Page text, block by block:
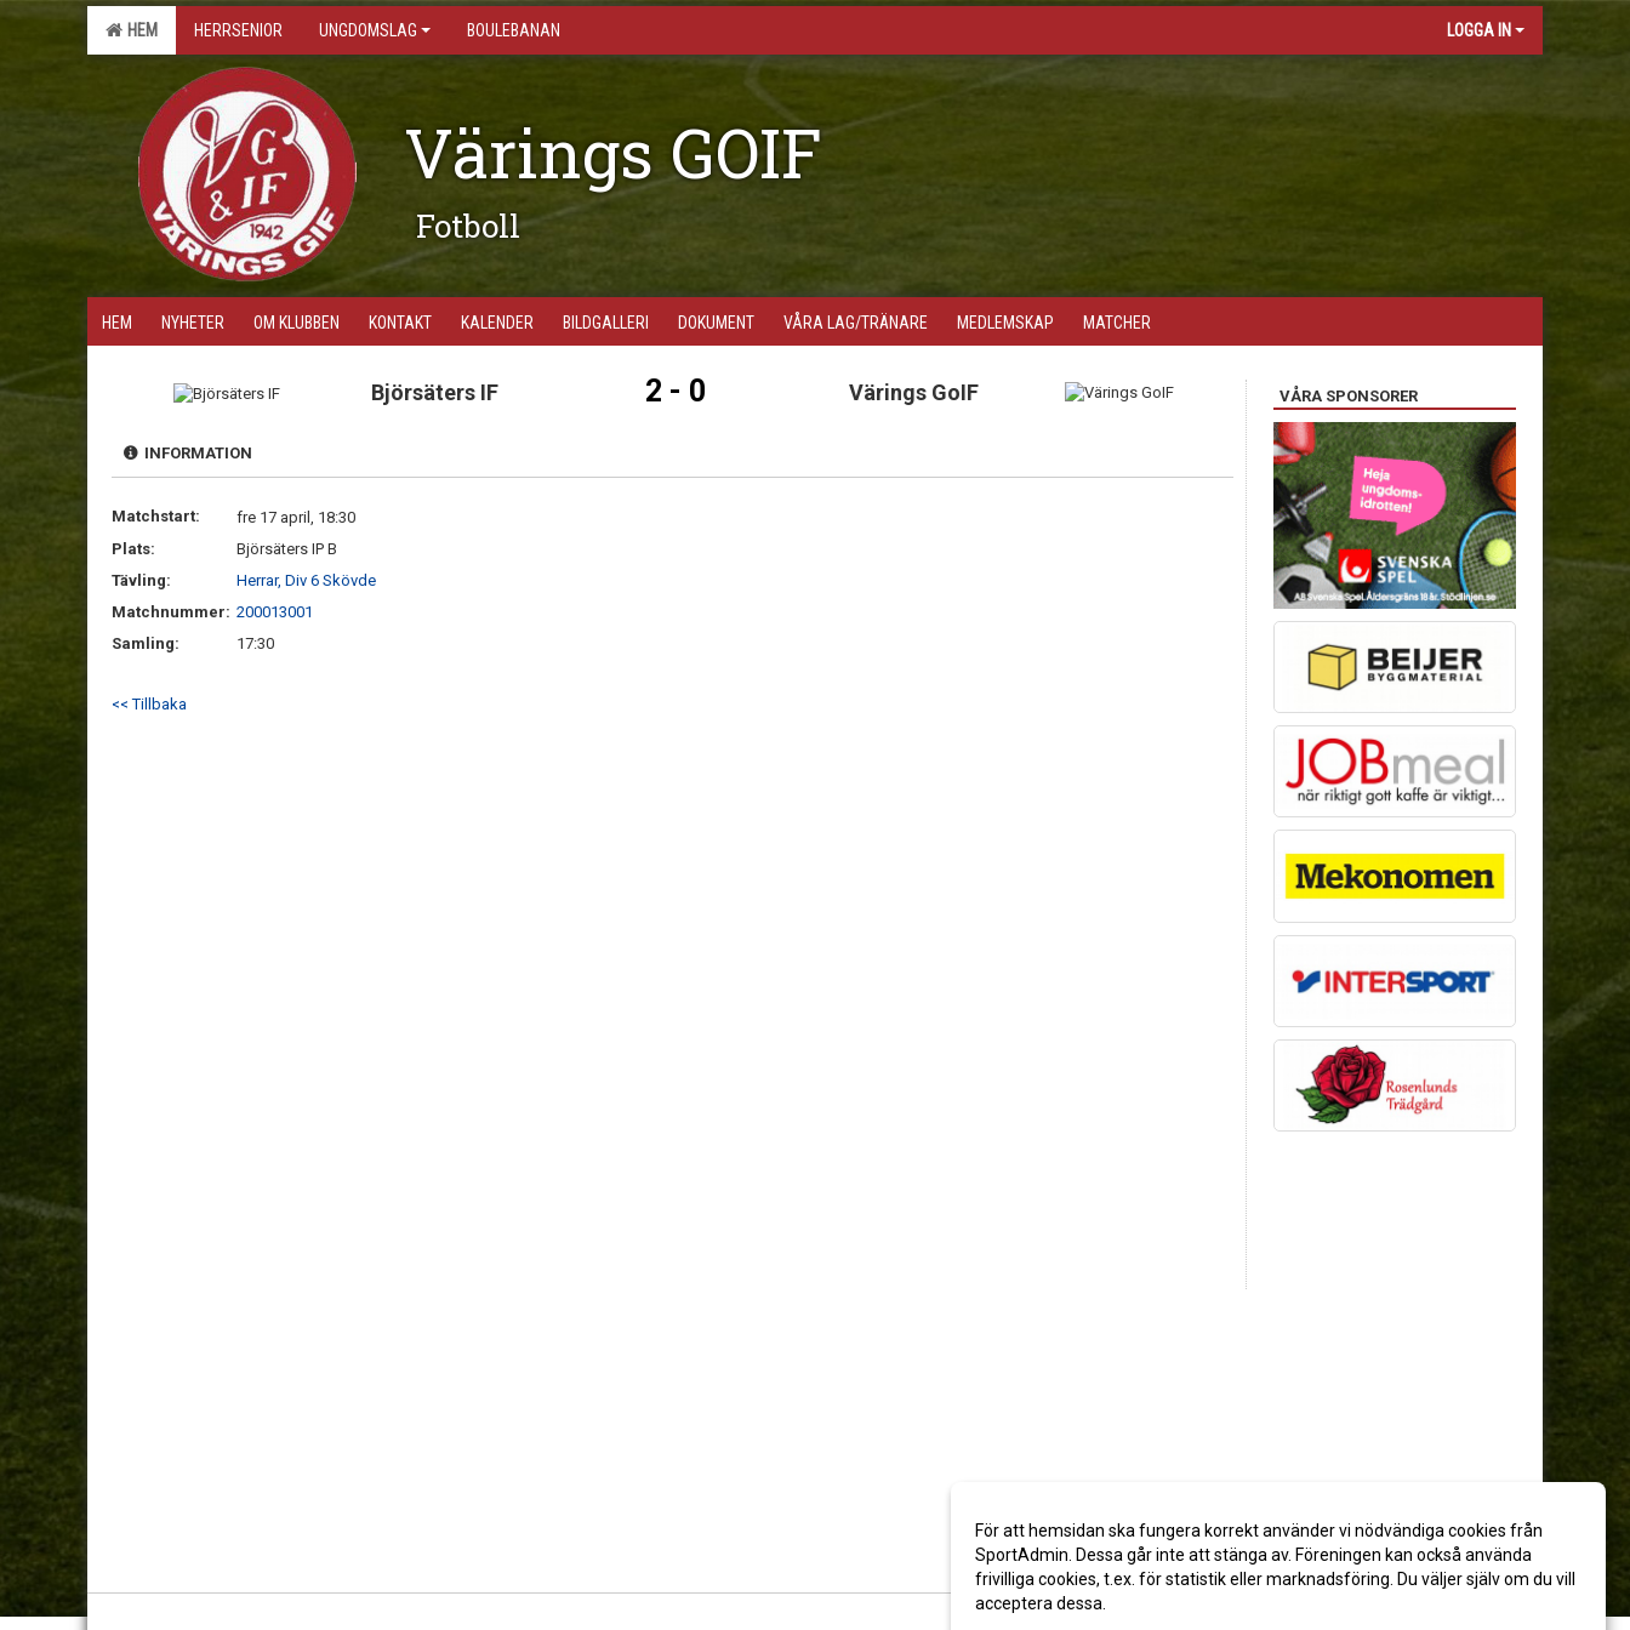
HEM HERRSENIOR UNGDOMSLAG BOULEBANAN LOGGA IN
Värings GOIF
Fotboll
HEM NYHETER OM KLUBBEN KONTAKT KALENDER BILDGALLERI DOKUMENT VÅRA LAG/TRÄNARE MEDLEMSKAP MATCHER
Björsäters IF 2 - 0 Värings GoIF
INFORMATION
Matchstart:
fre 17 april, 18:30
Plats:
Björsäters IP B
Tävling:
Herrar, Div 6 Skövde
Matchnummer: 200013001
Samling:
17:30
<< Tillbaka
VÅRA SPONSORER
För att hemsidan ska fungera korrekt använder vi nödvändiga cookies från
SportAdmin. Dessa går inte att stänga av. Föreningen kan också använda
frivilliga cookies, t.ex. för statistik eller marknadsföring. Du väljer själv om du vill
acceptera dessa.